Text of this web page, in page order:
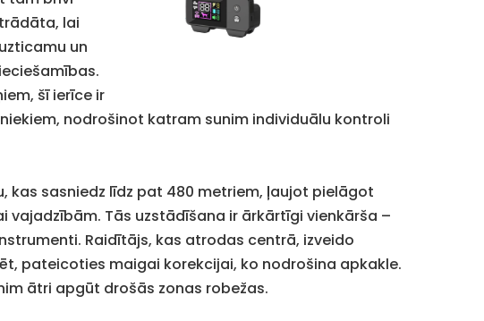
lai
un
šī ierīce ir
nodrošinot katram sunim individuālu kontroli
kas sasniedz līdz pat 480 metriem, ļaujot pielāgot
Tās uzstādīšana ir ārkārtīgi vienkārša –
Raidītājs, kas atrodas centrā, izveido
pateicoties maigai korekcijai, ko nodrošina apkakle.
ātri apgūt drošās zonas robežas.